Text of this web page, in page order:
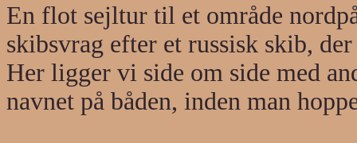
En flot sejltur til et område
skibsvrag efter et russisk skib,
Her ligger vi side om side med
navnet på båden, inden man